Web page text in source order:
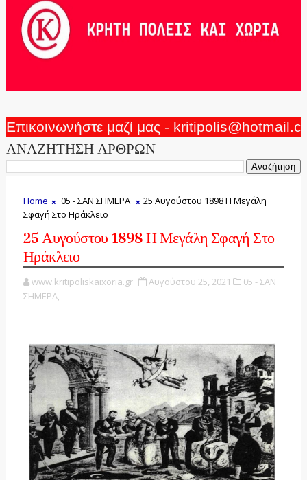
Επικοινωνήστε μαζί μας -
ΑΝΑΖΗΤΗΣΗ ΑΡΘΡΩΝ
Home 05 - ΣΑΝ ΣΗΜΕΡΑ
25 Αυγούστου 1898 Η Μεγάλη
Σφαγή Στο Ηράκλειο
25 Αυγούστου 1898 Η Μεγάλη Σφαγή Στο
Ηράκλειο
www.kritipoliskaixoria.gr Αυγούστου 25, 2021
05 - ΣΑΝ
ΣΗΜΕΡΑ,